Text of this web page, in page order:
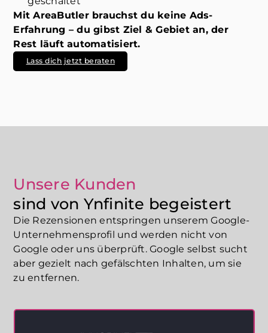
Mit AreaButler brauchst du keine Ads-
Erfahrung – du gibst Ziel & Gebiet an, der
Rest läuft automatisiert.
Lass dich jetzt beraten
Unsere Kunden
sind von Ynfinite begeistert
Die Rezensionen entspringen unserem Google-
Unternehmensprofil und werden nicht von
Google oder uns überprüft. Google selbst sucht
aber gezielt nach gefälschten Inhalten, um sie
zu entfernen.